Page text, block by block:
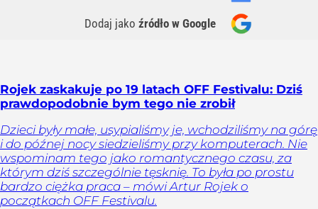
Dodaj jako źródło w Google
Rojek zaskakuje po 19 latach OFF Festivalu: Dziś
prawdopodobnie bym tego nie zrobił
Dzieci były małe, usypialiśmy je, wchodziliśmy na górę
i do późnej nocy siedzieliśmy przy komputerach. Nie
wspominam tego jako romantycznego czasu, za
którym dziś szczególnie tęsknię. To była po prostu
bardzo ciężka praca – mówi Artur Rojek o
początkach OFF Festivalu.